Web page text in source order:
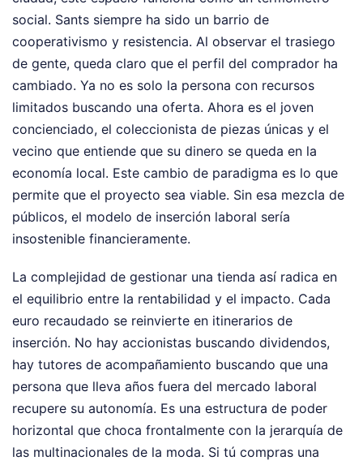
social. Sants siempre ha sido un barrio de
cooperativismo y resistencia. Al observar el trasiego
de gente, queda claro que el perfil del comprador ha
cambiado. Ya no es solo la persona con recursos
limitados buscando una oferta. Ahora es el joven
concienciado, el coleccionista de piezas únicas y el
vecino que entiende que su dinero se queda en la
economía local. Este cambio de paradigma es lo que
permite que el proyecto sea viable. Sin esa mezcla de
públicos, el modelo de inserción laboral sería
insostenible financieramente.
La complejidad de gestionar una tienda así radica en
el equilibrio entre la rentabilidad y el impacto. Cada
euro recaudado se reinvierte en itinerarios de
inserción. No hay accionistas buscando dividendos,
hay tutores de acompañamiento buscando que una
persona que lleva años fuera del mercado laboral
recupere su autonomía. Es una estructura de poder
horizontal que choca frontalmente con la jerarquía de
las multinacionales de la moda. Si tú compras una